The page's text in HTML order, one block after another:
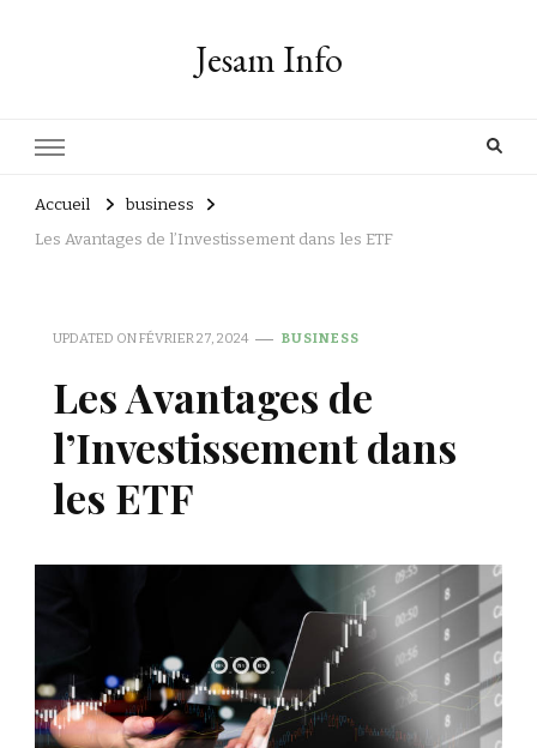
Jesam Info
Accueil
business
Les Avantages de l’Investissement dans les ETF
UPDATED ONFÉVRIER 27, 2024 BUSINESS
Les Avantages de
l’Investissement dans
les ETF